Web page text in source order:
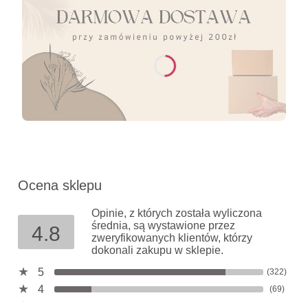
Ocena sklepu
4.8
Opinie, z których została wyliczona
średnia, są wystawione przez
zweryfikowanych klientów, którzy
dokonali zakupu w sklepie.
5
(322)
4 (69)